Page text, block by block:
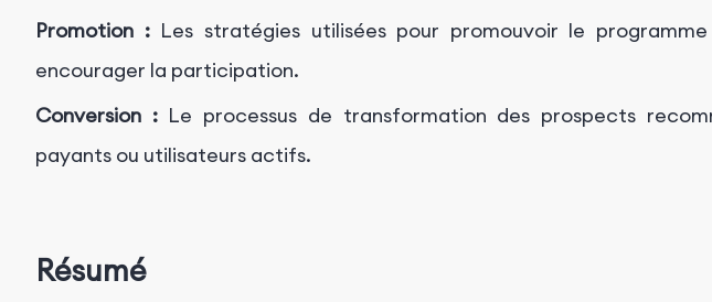
Promotion :Les stratégies utilisées pour promouvoir le
encourager la participation.
Conversion :Le processus de transformation des prospects
payants ou utilisateurs actifs.
Résumé